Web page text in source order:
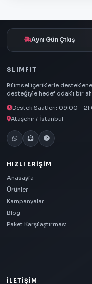
Aynı Gün Çıkış
SLIMFIT
Bilimsel içeriklerle
desteğiyle hedef odaklı bir
Destek Saatleri: 09:00 -
Ataşehir / İstanbul
HIZLI ERIŞIM
Anasayfa
Ürünler
Kampanyalar
Blog
Paket Karşılaştırması
İLETIŞIM